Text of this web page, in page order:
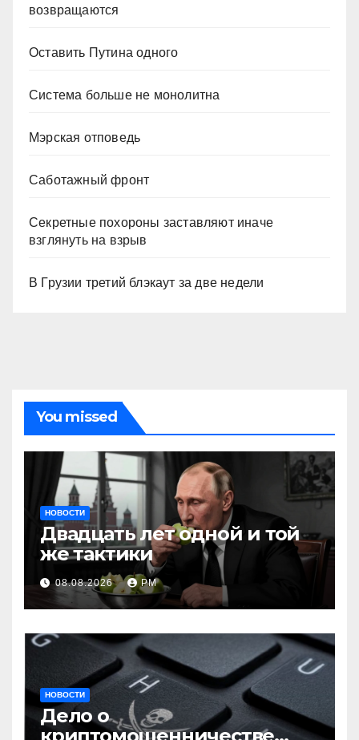
возвращаются
Оставить Путина одного
Система больше не монолитна
Мэрская отповедь
Саботажный фронт
Секретные похороны заставляют иначе
взглянуть на взрыв
В Грузии третий блэкаут за две недели
You missed
НОВОСТИ
Двадцать лет одной и той
же тактики
08.08.2026 РМ
НОВОСТИ
Дело о